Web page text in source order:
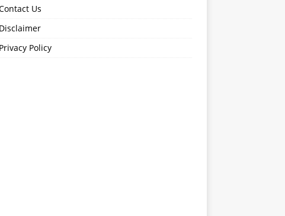
Us
Disclaimer
Privacy Policy